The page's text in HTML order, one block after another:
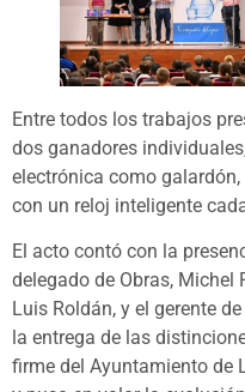
Entre todos los trabajos
dos ganadores
electrónica como
con un reloj inteligente
El acto contó con la
delegado de Obras, Michel
Luis Roldán, y el gerente
la entrega de las
firme del Ayuntamiento de